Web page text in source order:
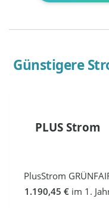
Günstigere
PLUS Strom
PlusStrom
1.190,45 € im 1.